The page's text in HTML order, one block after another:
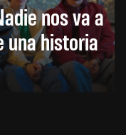
nos va a
una historia